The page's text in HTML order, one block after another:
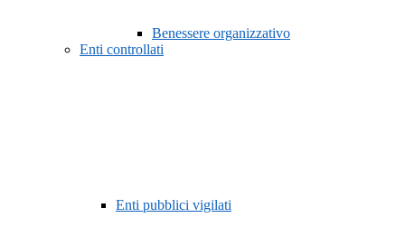
Benessere organizzativo
Enti controllati
Enti pubblici vigilati